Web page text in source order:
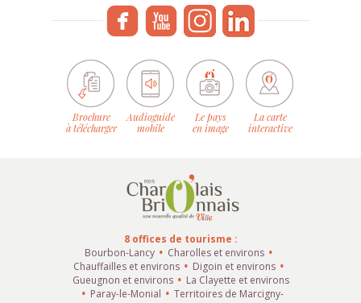
Brochure
à télécharger
Audioguide
mobile
Le pays
en image
La carte
interactive
8 offices de tourisme :
Bourbon-Lancy
Charolles et environs
Chauffailles et environs
Digoin et environs
Gueugnon et environs
La Clayette et environs
Paray-le-Monial
Territoires de Marcigny-